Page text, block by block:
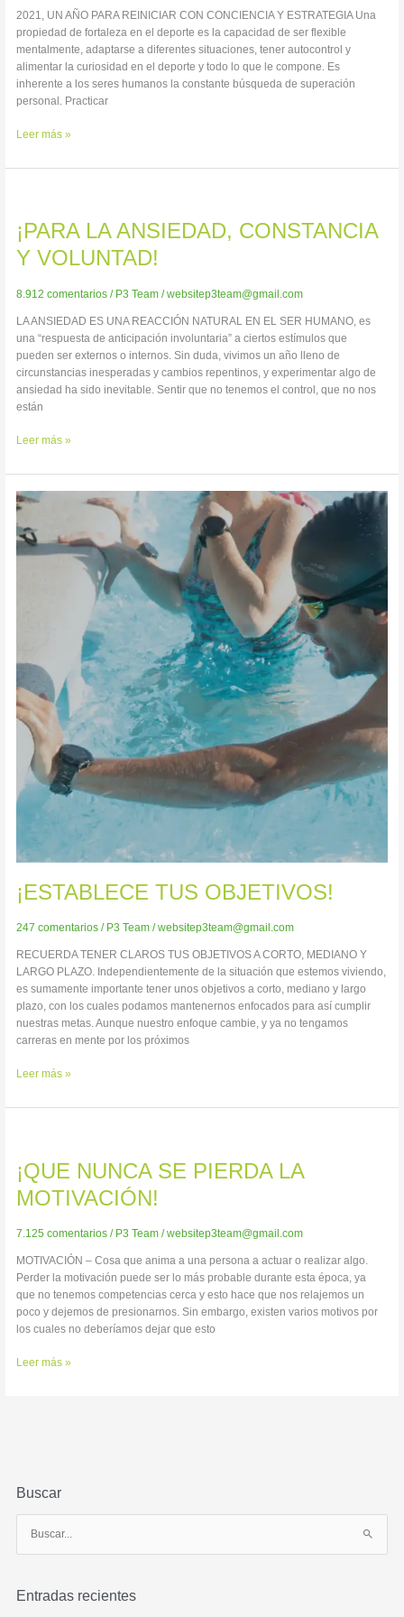
2021, UN AÑO PARA REINICIAR CON CONCIENCIA Y ESTRATEGIA Una
propiedad de fortaleza en el deporte es la capacidad de ser flexible
mentalmente, adaptarse a diferentes situaciones, tener autocontrol y
alimentar la curiosidad en el deporte y todo lo que le compone. Es
inherente a los seres humanos la constante búsqueda de superación
personal. Practicar
Leer más »
¡PARA LA ANSIEDAD, CONSTANCIA
Y VOLUNTAD!
8.912 comentarios / P3 Team /websitep3team@gmail.com
LA ANSIEDAD ES UNA REACCIÓN NATURAL EN EL SER HUMANO, es
una “respuesta de anticipación involuntaria” a ciertos estímulos que
pueden ser externos o internos. Sin duda, vivimos un año lleno de
circunstancias inesperadas y cambios repentinos, y experimentar algo de
ansiedad ha sido inevitable. Sentir que no tenemos el control, que no nos
están
ANSIEDAD,
CONSTANCIA
Y
Leer más »
¡ESTABLECE TUS OBJETIVOS!
247 comentarios / P3 Team /websitep3team@gmail.com
RECUERDA TENER CLAROS TUS OBJETIVOS A CORTO, MEDIANO Y
LARGO PLAZO. Independientemente de la situación que estemos viviendo,
es sumamente importante tener unos objetivos a corto, mediano y largo
plazo, con los cuales podamos mantenernos enfocados para así cumplir
nuestras metas. Aunque nuestro enfoque cambie, y ya no tengamos
carreras en mente por los próximos
¡ESTABLECE
TUS
OBJETIVOS!
Leer más »
¡QUE NUNCA SE PIERDA LA
MOTIVACIÓN!
7.125 comentarios / P3 Team /websitep3team@gmail.com
MOTIVACIÓN – Cosa que anima a una persona a actuar o realizar algo.
Perder la motivación puede ser lo más probable durante esta época, ya
que no tenemos competencias cerca y esto hace que nos relajemos un
poco y dejemos de presionarnos. Sin embargo, existen varios motivos por
los cuales no deberíamos dejar que esto
SE
PIERDA
LA
Leer más »
Buscar
u
c
Entradas recientes